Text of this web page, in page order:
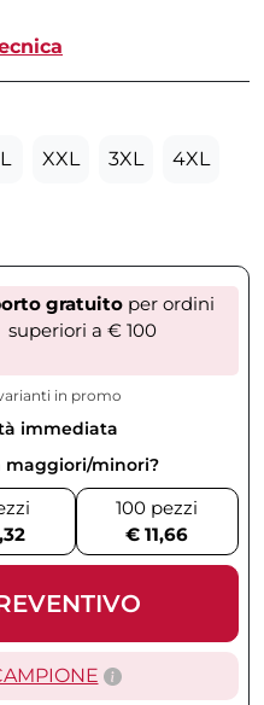
XXL 3XL 4XL
gratuitoper ordini
superiori a € 100
in promo
immediata
maggiori/minori?
100 pezzi
€ 11,66